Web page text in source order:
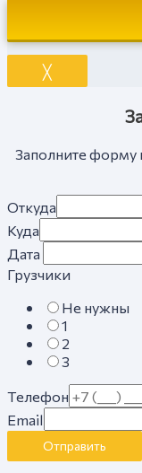
╳
Заполните
Откуда
Куда
Дата
Грузчики
Не нужны
1
2
3
Телефон
Email
Отправить